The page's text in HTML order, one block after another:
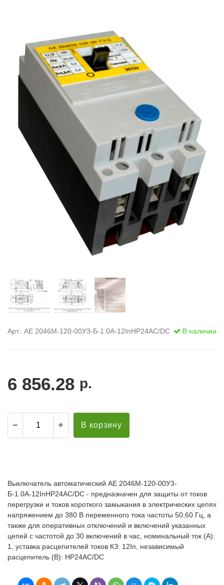
Стремянки с
Стремянки с
опорой
Ширмы
РЗА (шторы)
Штендеры
Щиты
диэлектрические
Арт.: АЕ 2046М-120-00У3-Б-1.0А-12InНР24AC/DC В наличии
6 856.28 р.
В корзину
Выключатель автоматический АЕ 2046М-120-00У3-
Б-1.0А-12InНР24AC/DC - предназначен для защиты от токов
перегрузки и токов короткого замыкания в электрических цепях
напряжением до 380 В переменного тока частоты 50,60 Гц, а
также для оперативных отключений и включений указанных
цепей с частотой до 30 включений в час, номинальный ток (А):
1, уставка расцепителей токов КЗ: 12In, независимый
расцепитель (В): НР24AC/DC